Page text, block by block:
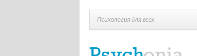
Психология для всех